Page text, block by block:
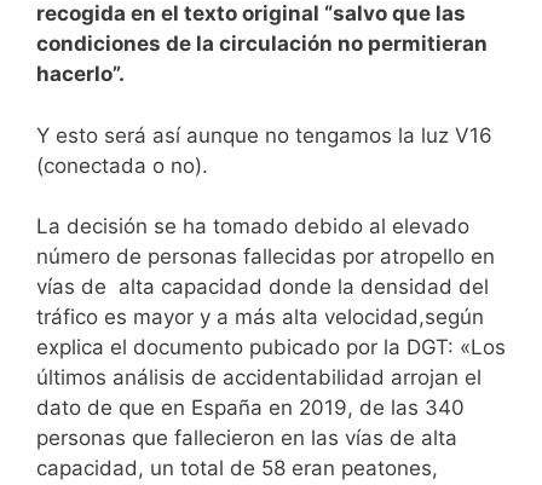
recogida en el texto original “salvo que las
condiciones de la circulación no permitieran
hacerlo”.
Y esto será así aunque no tengamos la luz V16
(conectada o no).
La decisión se ha tomado debido al elevado
número de personas fallecidas por atropello en
vías de alta capacidad donde la densidad del
tráfico es mayor y a más alta velocidad,según
explica el documento pubicado por la DGT: «Los
últimos análisis de accidentabilidad arrojan el
dato de que en España en 2019, de las 340
personas que fallecieron en las vías de alta
capacidad, un total de 58 eran peatones,